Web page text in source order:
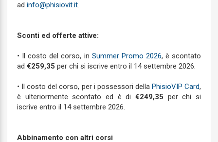
ad info@phisiovit.it.
Sconti ed offerte attive:
• Il costo del corso, in Summer Promo 2026, è scontato
ad €259,35 per chi si iscrive entro il 14 settembre 2026.
• Il costo del corso, per i possessori della PhisioVIP Card,
è ulteriormente scontato ed è di €249,35 per chi si
iscrive entro il 14 settembre 2026.
Abbinamento con altri corsi